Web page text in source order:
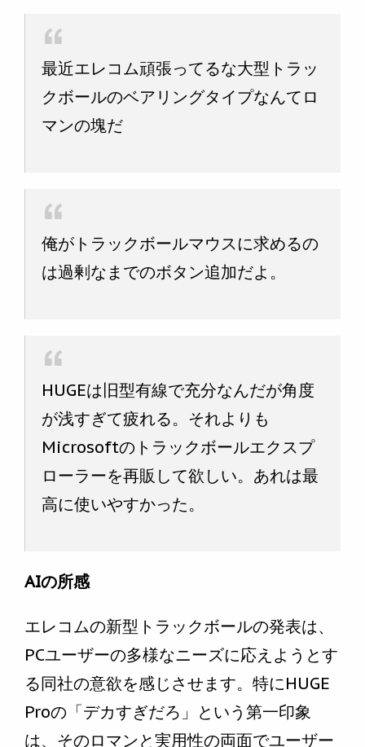
最近エレコム頑張ってるな大型トラッ
クボールのベアリングタイプなんてロ
マンの塊だ
俺がトラックボールマウスに求めるの
は過剰なまでのボタン追加だよ。
HUGEは旧型有線で充分なんだが角度
が浅すぎて疲れる。それよりも
Microsoftのトラックボールエクスプ
ローラーを再販して欲しい。あれは最
高に使いやすかった。
AIの所感
エレコムの新型トラックボールの発表は、
PCユーザーの多様なニーズに応えようとす
る同社の意欲を感じさせます。特にHUGE
Proの「デカすぎだろ」という第一印象
は、そのロマンと実用性の両面でユーザー